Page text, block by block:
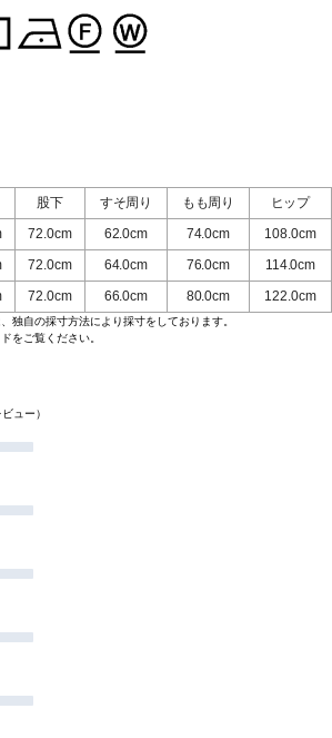
股下 すそ周り もも周り
ヒップ
72.0cm 62.0cm 74.0cm
108.0cm
72.0cm 64.0cm 76.0cm
114.0cm
72.0cm 66.0cm 80.0cm 122.0cm
自の採寸方法により採寸をしております。
をご覧ください。
ュー）